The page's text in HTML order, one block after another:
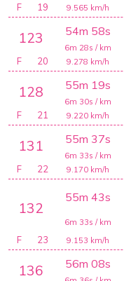
9.565 km/h
F 19
123 54m 58s
6m 28s / km
9.278 km/h
F 20
128 55m 19s
6m 30s / km
9.220 km/h
F 21
131 55m 37s
6m 33s / km
9.170 km/h
F 22
132
55m 43s
6m 33s / km
9.153 km/h
F 23
136 56m 08s